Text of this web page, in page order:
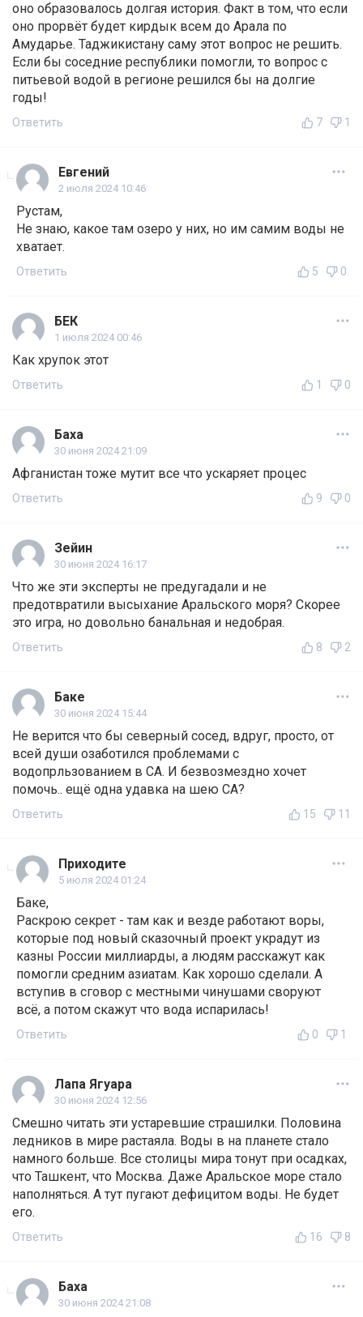
оно образовалось долгая история. Факт в том, что если
оно прорвёт будет кирдык всем до Арала по
Амударье. Таджикистану саму этот вопрос не решить.
Если бы соседние республики помогли, то вопрос с
питьевой водой в регионе решился бы на долгие
годы!
Ответить 7 1
Евгений
2 июля 2024 10:46
Рустам,
Не знаю, какое там озеро у них, но им самим воды не
хватает.
Ответить 5 0
БЕК
1 июля 2024 00:46
Как хрупок этот
Ответить 1 0
Баха
30 июня 2024 21:09
Афганистан тоже мутит все что ускаряет процес
Ответить 9 0
Зейин
30 июня 2024 16:17
Что же эти эксперты не предугадали и не
предотвратили высыхание Аральского моря? Скорее
это игра, но довольно банальная и недобрая.
Ответить 8 2
Баке
30 июня 2024 15:44
Не верится что бы северный сосед, вдруг, просто, от
всей души озаботился проблемами с
водопрльзованием в СА. И безвозмездно хочет
помочь.. ещё одна удавка на шею СА?
Ответить 15 11
Приходите
5 июля 2024 01:24
Баке,
Раскрою секрет - там как и везде работают воры,
которые под новый сказочный проект украдут из
казны России миллиарды, а людям расскажут как
помогли средним азиатам. Как хорошо сделали. А
вступив в сговор с местными чинушами своруют
всё, а потом скажут что вода испарилась!
Ответить 0 1
Лапа Ягуара
30 июня 2024 12:56
Смешно читать эти устаревшие страшилки. Половина
ледников в мире растаяла. Воды в на планете стало
намного больше. Все столицы мира тонут при осадках,
что Ташкент, что Москва. Даже Аральское море стало
наполняться. А тут пугают дефицитом воды. Не будет
его.
Ответить 16 8
Баха
30 июня 2024 21:08